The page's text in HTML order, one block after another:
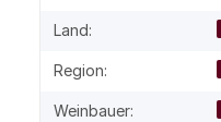
Land:
Region:
Weinbauer: